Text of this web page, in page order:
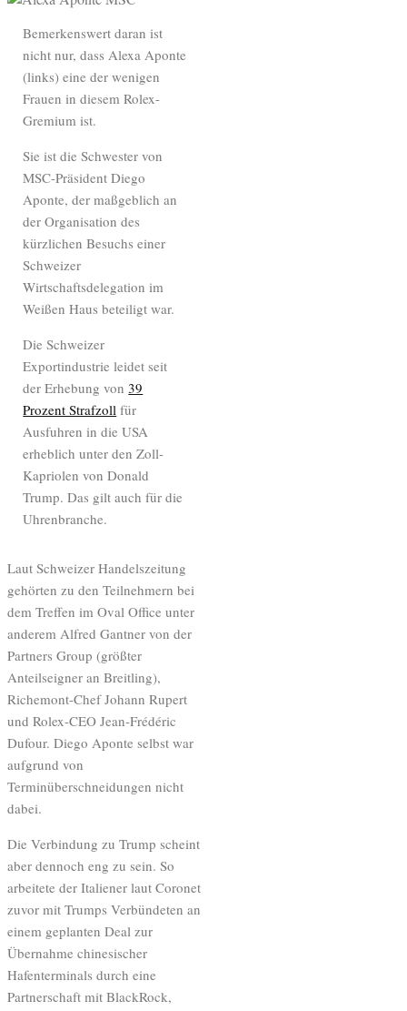
Bemerkenswert daran ist
nicht nur, dass Alexa Aponte
(links) eine der wenigen
Frauen in diesem Rolex-
Gremium ist.
Sie ist die Schwester von
MSC-Präsident Diego
Aponte, der maßgeblich an
der Organisation des
kürzlichen Besuchs einer
Schweizer
Wirtschaftsdelegation im
Weißen Haus beteiligt war.
Die Schweizer
Exportindustrie leidet seit
der Erhebung von39
Prozent Strafzoll für
Ausfuhren in die USA
erheblich unter den Zoll-
Kapriolen von Donald
Trump. Das gilt auch für die
Uhrenbranche.
Laut Schweizer Handelszeitung
gehörten zu den Teilnehmern bei
dem Treffen im Oval Office unter
anderem Alfred Gantner von der
Partners Group (größter
Anteilseigner an Breitling),
Richemont-Chef Johann Rupert
und Rolex-CEO Jean-Frédéric
Dufour. Diego Aponte selbst war
aufgrund von
Terminüberschneidungen nicht
dabei.
Die Verbindung zu Trump scheint
aber dennoch eng zu sein. So
arbeitete der Italiener laut Coronet
zuvor mit Trumps Verbündeten an
einem geplanten Deal zur
Übernahme chinesischer
Hafenterminals durch eine
Partnerschaft mit BlackRock,